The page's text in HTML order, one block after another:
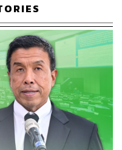
ประสาพี่น้องที่เป็นผู้ชาย
งจานบ้าง ทำอะไรบ้าง
.1-2 ในห้องมี 44 คน ผม